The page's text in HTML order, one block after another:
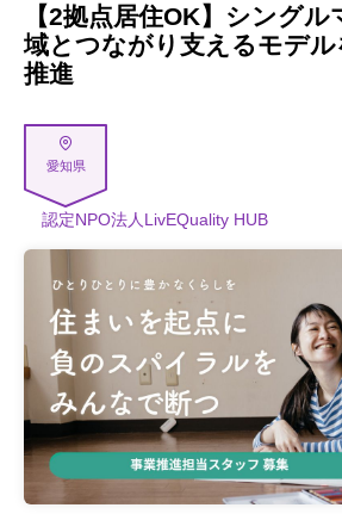
【2拠点居住OK】シング
域とつながり支えるモデ
推進
愛知県
認定NPO法人LivEQuality HUB